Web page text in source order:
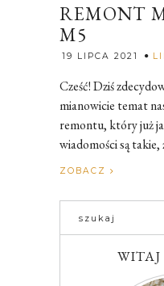
REMONT
M5
19 LIPCA 2021
Cześć! Dziś
mianowicie temat
remontu, który już
wiadomości są
ZOBACZ